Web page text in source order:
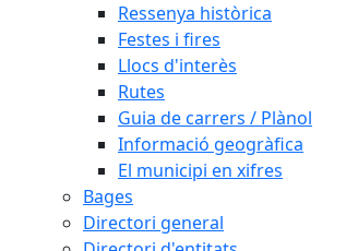
Ressenya històrica
Festes i fires
Llocs d'interès
Rutes
Guia de carrers / Plànol
Informació geogràfica
El municipi en xifres
Bages
Directori general